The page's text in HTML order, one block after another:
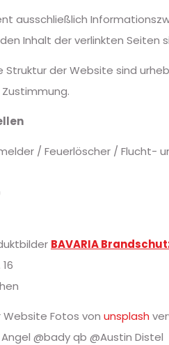
ausschließlich
den Inhalt der verlinkten
Struktur der Website sind
/ Feuerlöscher / Flucht-
BAVARIA
Fotos von unsplash
@bady qb @Austin Distel